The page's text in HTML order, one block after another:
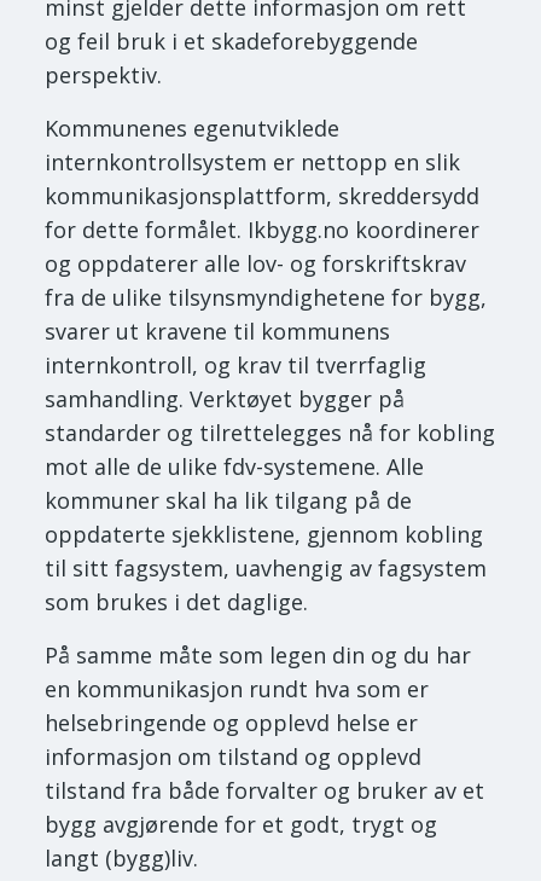
minst gjelder dette informasjon om rett
og feil bruk i et skadeforebyggende
perspektiv.
Kommunenes egenutviklede
internkontrollsystem er nettopp en slik
kommunikasjonsplattform, skreddersydd
for dette formålet. Ikbygg.no koordinerer
og oppdaterer alle lov- og forskriftskrav
fra de ulike tilsynsmyndighetene for bygg,
svarer ut kravene til kommunens
internkontroll, og krav til tverrfaglig
samhandling. Verktøyet bygger på
standarder og tilrettelegges nå for kobling
mot alle de ulike fdv-systemene. Alle
kommuner skal ha lik tilgang på de
oppdaterte sjekklistene, gjennom kobling
til sitt fagsystem, uavhengig av fagsystem
som brukes i det daglige.
På samme måte som legen din og du har
en kommunikasjon rundt hva som er
helsebringende og opplevd helse er
informasjon om tilstand og opplevd
tilstand fra både forvalter og bruker av et
bygg avgjørende for et godt, trygt og
langt (bygg)liv.